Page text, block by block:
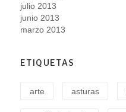
julio 2013
junio 2013
marzo 2013
ETIQUETAS
arte asturas